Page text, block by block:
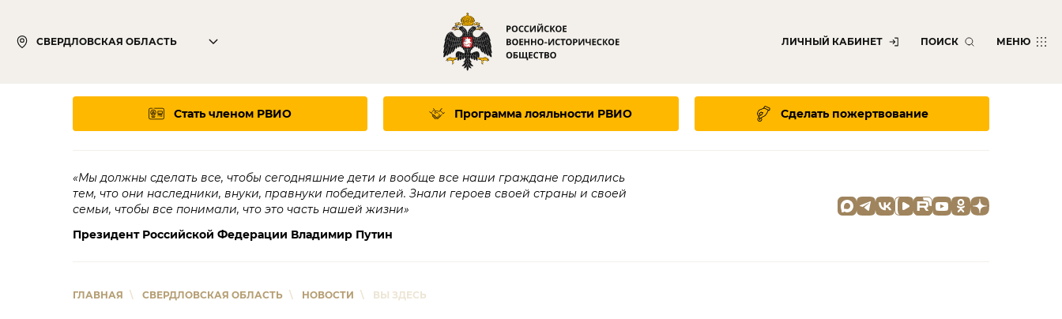
СВЕРДЛОВСКАЯ ОБЛАСТЬ ЛИЧНЫЙ КАБИНЕТ ПОИСК МЕНЮ
Стать членом РВИО Программа лояльности РВИО Сделать пожертвование
«Мы должны сделать все, чтобы сегодняшние дети и вообще все наши граждане гордились
тем, что они наследники, внуки, правнуки победителей. Знали героев своей страны и своей
семьи, чтобы все понимали, что это часть нашей жизни»
Президент Российской Федерации Владимир Путин
ГЛАВНАЯ \ СВЕРДЛОВСКАЯ ОБЛАСТЬ \ НОВОСТИ \ ВЫ ЗДЕСЬ